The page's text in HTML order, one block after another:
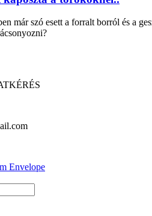
már szó esett a forralt borról és a
Envelope